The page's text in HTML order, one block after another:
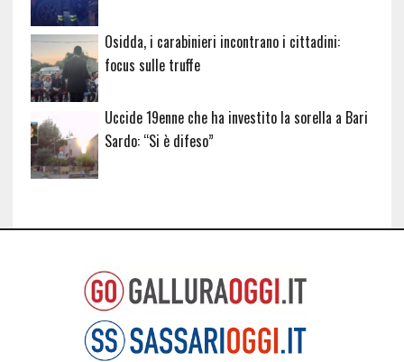
Osidda, i carabinieri incontrano i cittadini:
focus sulle truffe
Uccide 19enne che ha investito la sorella a Bari
Sardo: “Si è difeso”